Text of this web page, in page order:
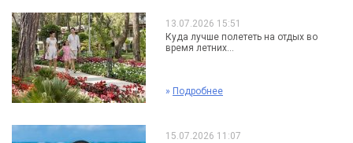
13.07.2026 15:51
Куда лучше полететь на отдых во
время летних...
» Подробнее
15.07.2026 11:07